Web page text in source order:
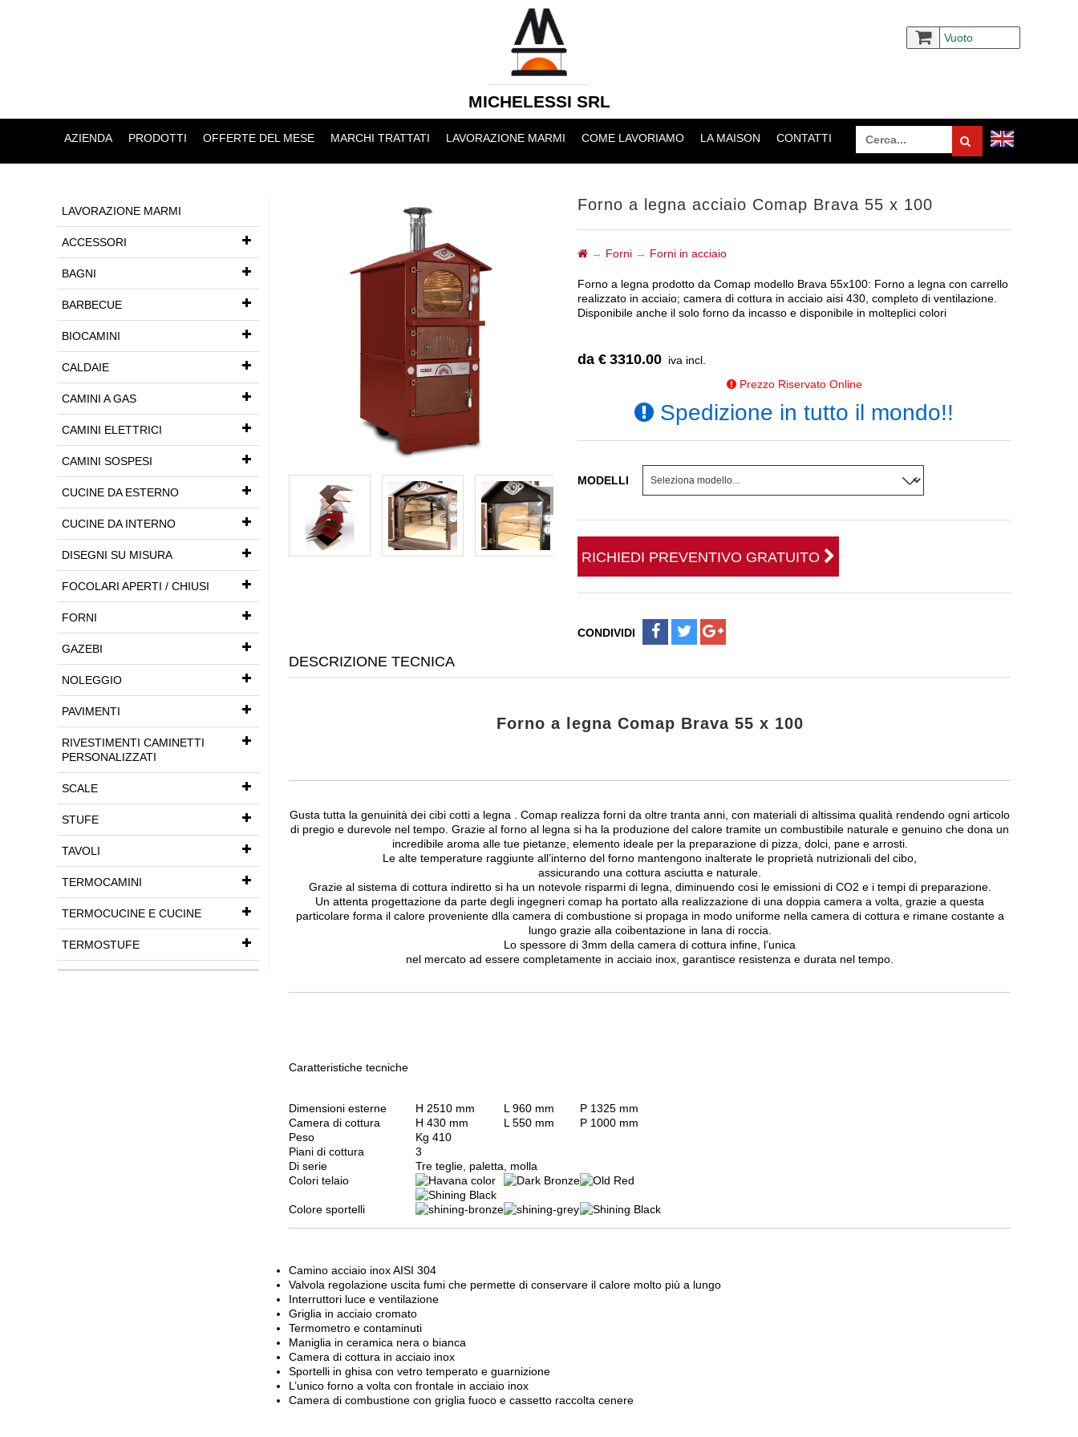
MICHELESSI SRL
Vuoto
AZIENDA PRODOTTI OFFERTE DEL MESE MARCHI TRATTATI LAVORAZIONE MARMI COME LAVORIAMO LA MAISON CONTATTI
LAVORAZIONE MARMI
ACCESSORI
BAGNI
BARBECUE
BIOCAMINI
CALDAIE
CAMINI A GAS
CAMINI ELETTRICI
CAMINI SOSPESI
CUCINE DA ESTERNO
CUCINE DA INTERNO
DISEGNI SU MISURA
FOCOLARI APERTI / CHIUSI
FORNI
GAZEBI
NOLEGGIO
PAVIMENTI
RIVESTIMENTI CAMINETTI
PERSONALIZZATI
SCALE
STUFE
TAVOLI
TERMOCAMINI
TERMOCUCINE E CUCINE
TERMOSTUFE
Forno a legna acciaio Comap Brava 55 x 100
→ Forni → Forni in acciaio
Forno a legna prodotto da Comap modello Brava 55x100: Forno a legna con carrello
realizzato in acciaio; camera di cottura in acciaio aisi 430, completo di ventilazione.
Disponibile anche il solo forno da incasso e disponibile in molteplici colori
da € 3310.00 iva incl.
Prezzo Riservato Online
Spedizione in tutto il mondo!!
MODELLI
RICHIEDI PREVENTIVO GRATUITO
CONDIVIDI
DESCRIZIONE TECNICA
Forno a legna Comap Brava 55 x 100
Gusta tutta la genuinità dei cibi cotti a legna . Comap realizza forni da oltre tranta anni, con materiali di altissima qualità rendendo ogni articolo
di pregio e durevole nel tempo. Grazie al forno al legna si ha la produzione del calore tramite un combustibile naturale e genuino che dona un
incredibile aroma alle tue pietanze, elemento ideale per la preparazione di pizza, dolci, pane e arrosti.
Le alte temperature raggiunte all’interno del forno mantengono inalterate le proprietà nutrizionali del cibo,
assicurando una cottura asciutta e naturale.
Grazie al sistema di cottura indiretto si ha un notevole risparmi di legna, diminuendo cosi le emissioni di CO2 e i tempi di preparazione.
Un attenta progettazione da parte degli ingegneri comap ha portato alla realizzazione di una doppia camera a volta, grazie a questa
particolare forma il calore proveniente dlla camera di combustione si propaga in modo uniforme nella camera di cottura e rimane costante a
lungo grazie alla coibentazione in lana di roccia.
Lo spessore di 3mm della camera di cottura infine, l’unica
nel mercato ad essere completamente in acciaio inox, garantisce resistenza e durata nel tempo.
Caratteristiche tecniche
Dimensioni esterne H 2510 mm L 960 mm
P 1325 mm
Camera di cottura
H 430 mm L 550 mm
P 1000 mm
Peso
Kg 410
Piani di cottura
3
Di serie
Tre teglie, paletta, molla
Colori telaio
Colore sportelli
Camino acciaio inox AISI 304
Valvola regolazione uscita fumi che permette di conservare il calore molto più a lungo
Interruttori luce e ventilazione
Griglia in acciaio cromato
Termometro e contaminuti
Maniglia in ceramica nera o bianca
Camera di cottura in acciaio inox
Sportelli in ghisa con vetro temperato e guarnizione
L’unico forno a volta con frontale in acciaio inox
Camera di combustione con griglia fuoco e cassetto raccolta cenere